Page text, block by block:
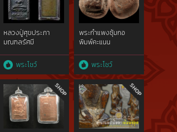
หลวงปู่ศุขประภา
มณฑลรัศมี
ผ่านการใช้วัดปาก
คลองมะขาม
เฒ่าฯ๒๔๖๖ สวย
แชมป์{rare show}
พระโชว์
พระกำแพงซุ้มกอ
พิมพ์คะแนน
พระโชว์